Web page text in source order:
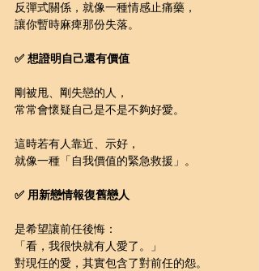
反彈式關係，就像一種情感止痛藥，
讓你暫時麻痺那份失落。
✅ 想證明自己還有價值
剛被甩、剛失戀的人，
常常會懷疑自己是不是不夠好愛。
這時若有人靠近、示好，
就像一種「自我價值的緊急救援」。
✅ 用新戀情報復舊戀人
是希望讓前任後悔：
「看，我很快就有人愛了。」
對現任的愛，其實包含了對前任的怨。